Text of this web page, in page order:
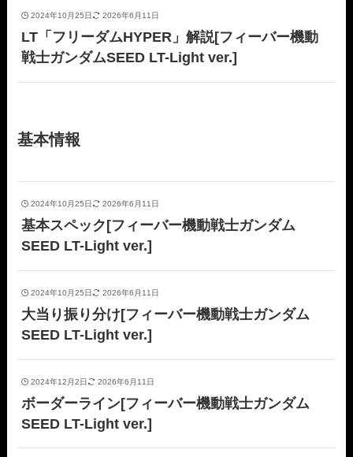
2024年10月25日 2026年6月11日
LT「フリーダムHYPER」解説[フィーバー機動
戦士ガンダムSEED LT-Light ver.]
基本情報
2024年10月25日 2026年6月11日
基本スペック[フィーバー機動戦士ガンダム
SEED LT-Light ver.]
2024年10月25日 2026年6月11日
大当り振り分け[フィーバー機動戦士ガンダム
SEED LT-Light ver.]
2024年12月2日 2026年6月11日
ボーダーライン[フィーバー機動戦士ガンダム
SEED LT-Light ver.]